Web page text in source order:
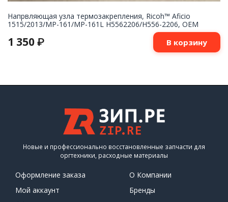
Напрвляющая узла термозакрепления, Ricoh™ Aficio
1515/2013/MP-161/MP-161L H5562206/H556-2206, OEM
1 350 ₽ В корзину
Новые и профессионально восстановленные запчасти для
оргтехники, расходные материалы
Оформление заказа
Мой аккаунт
О Компании
Бренды